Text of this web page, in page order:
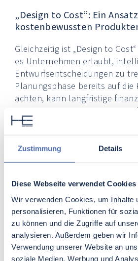
Zustimmung Details
Diese Webseite verwendet Cookies
Wir verwenden Cookies, um Inhalte
personalisieren, Funktionen für
zu können und die Zugriffe auf
analysieren. Außerdem geben wir
Verwendung unserer Website an
soziale Medien, Werbung und
„Design to Cost“: Ein
kostenbewussten
Gleichzeitig ist „Design to
es Unternehmen erlaubt,
Entwurfsentscheidungen zu
Planungsphase bereits auf die
achten, kann langfristige
Einsparungen garantieren.
erreicht? Zunächst einmal ist
alle Beteiligten ein klares
Budgetvorgaben haben. Nur
gewährleistet werden, dass
kostenbewusst getroffen
werden alternative
Kosten und Nutzen bewertet.
kreative Lösungen gefunden
funktional als auch
Darüber hinaus ist es